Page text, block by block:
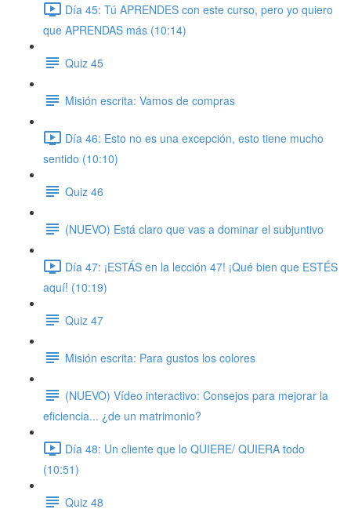
Día 45: Tú APRENDES con este curso, pero yo quiero
que APRENDAS más (10:14)
Quiz 45
Misión escrita: Vamos de compras
Día 46: Esto no es una excepción, esto tiene mucho
sentido (10:10)
Quiz 46
(NUEVO) Está claro que vas a dominar el subjuntivo
Día 47: ¡ESTÁS en la lección 47! ¡Qué bien que ESTÉS
aquí! (10:19)
Quiz 47
Misión escrita: Para gustos los colores
(NUEVO) Vídeo interactivo: Consejos para mejorar la
eficiencia... ¿de un matrimonio?
Día 48: Un cliente que lo QUIERE/ QUIERA todo
(10:51)
Quiz 48